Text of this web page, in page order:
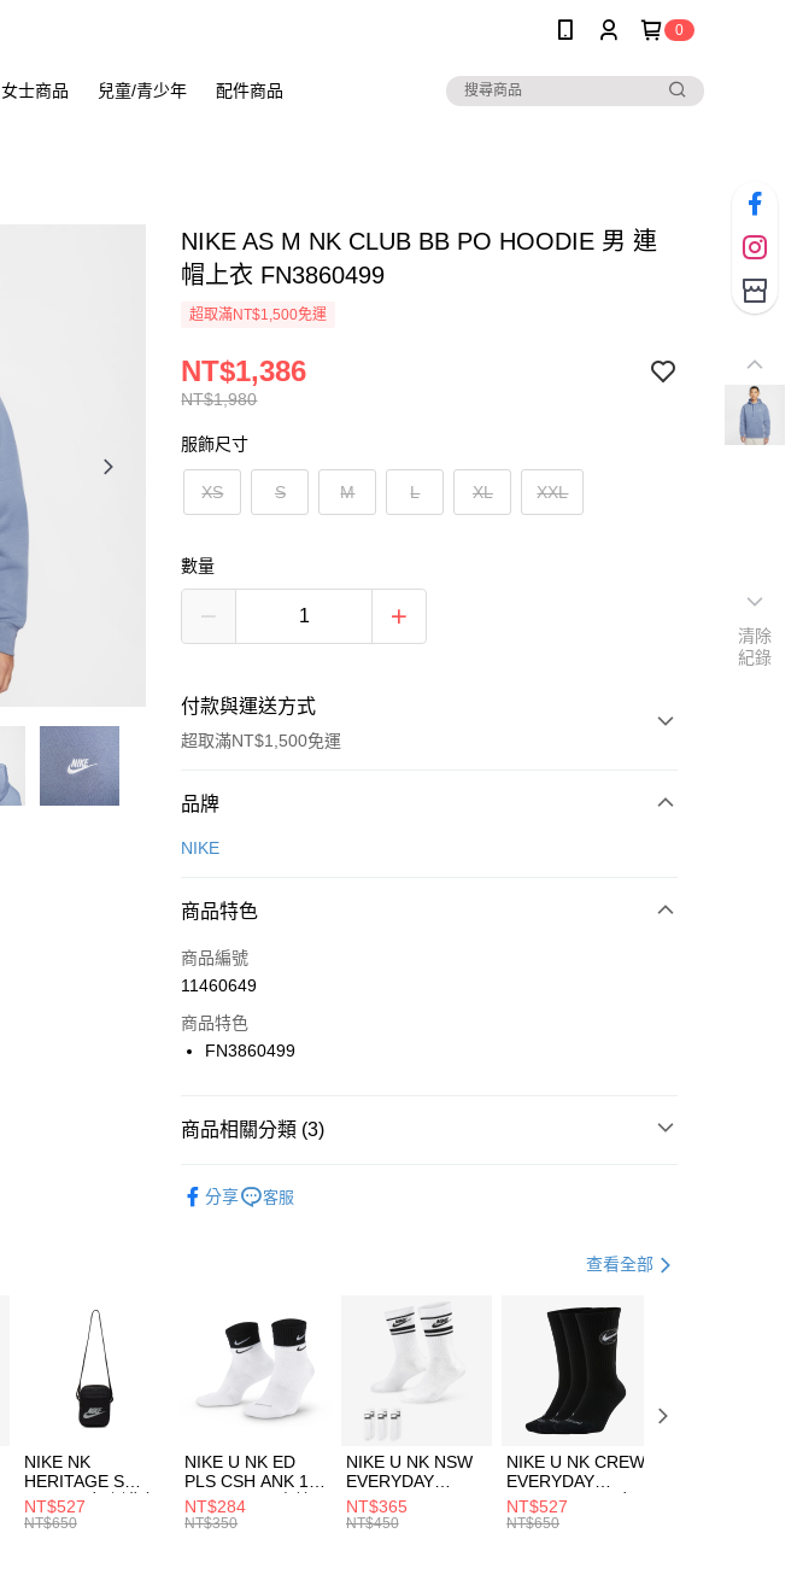
0
女士商品 兒童/青少年 配件商品
NIKE AS M NK CLUB BB PO HOODIE 男 連
帽上衣 FN3860499
超取滿NT$1,500免運
NT$1,980
NT$1,386
服飾尺寸
XS S M L XL XXL
數量
付款與運送方式
超取滿NT$1,500免運
付款方式
信用卡一次付款
合作金庫商業銀行
華南商業銀行
上海商業儲蓄銀行
國泰世華商業銀行
聯邦商業銀行
台新國際商業銀行
LINE Pay
Apple Pay
【關於「AFTEE先享後付」】
３．安心：先確認商品／服務後，再付款。
【「AFTEE先享後付」結帳流程】
１．於結帳方式選擇「AFTEE先享後付」後，將跳轉至「AFTEE先享後
付」結帳頁面，進行簡訊認證並確認金額後，即可完成結帳。
２．訂單成立數日內，您將收到繳費通知簡訊。
３．收到繳費通知簡訊後14天內，點擊此簡訊中的連結，可透過四大超商
／ATM／網路銀行／等多元方式進行付款，方視為交易完成。
※ 請注意：結帳手續完成當下不需立刻繳費，但若您需要取消訂單，請聯
絡購買商品的店家。未經商家同意取消之訂單仍視為有效，需透過AFTEE
先享後付繳納相關費用。
每筆NT$100，滿NT$1,500(含以上)免運費
每筆NT$100，滿NT$1,500(含以上)免運費
付款後門市自取
每筆NT$100，滿NT$1,500(含以上)免運費
品牌
NIKE
商品特色
商品編號
11460649
商品特色
FN3860499
商品相關分類 (3)
分享 客服
查看全部
NIKE NK
HERITAGE S
SMIT 男女 側背包
BA5871010
NT$527
NT$650
NIKE U NK ED
PLS CSH ANK 1P
144 DBL 男 中統
襪 DH4058104
NT$284
NT$350
NIKE U NK NSW
EVERYDAY
ESSENTIAL CR
男女 短統襪
NT$365
NT$450
NIKE U NK CREW
EVERYDAY
BBALL 3PR 男女
長統襪
NT$527
NT$650
清除
紀錄